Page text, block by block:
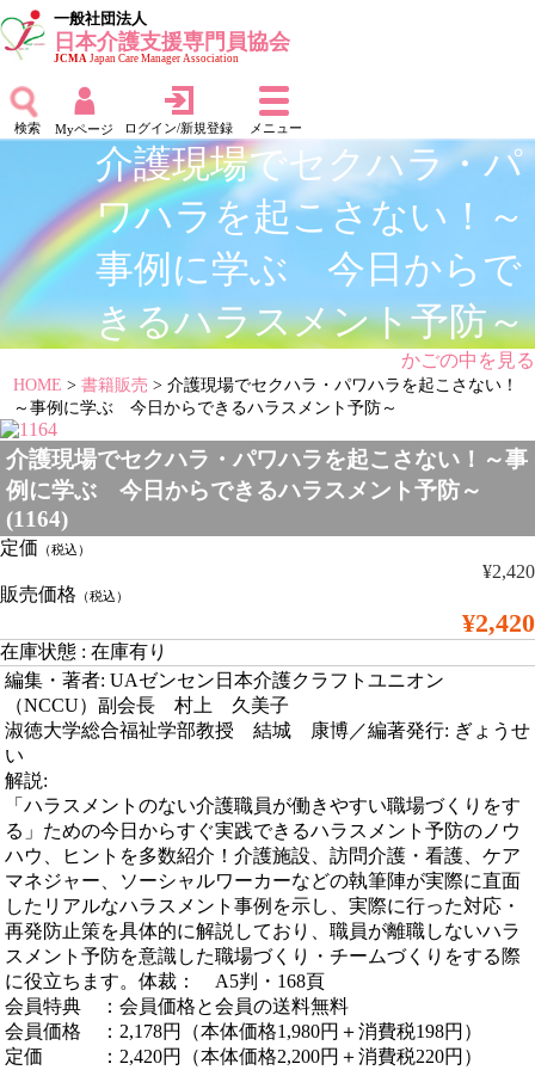
一般社団法人
日本介護支援専門員協会
JCMAJapan Care Manager Association
検索 Myページ ログイン/新規登録 メニュー
介護現場でセクハラ・パ
ワハラを起こさない！～
事例に学ぶ 今日からで
きるハラスメント予防～
かごの中を見る
HOME >書籍販売 > 介護現場でセクハラ・パワハラを起こさない！
～事例に学ぶ 今日からできるハラスメント予防～
介護現場でセクハラ・パワハラを起こさない！～事
例に学ぶ 今日からできるハラスメント予防～
(1164)
定価 （税込）
¥2,420
販売価格 （税込）
¥2,420
在庫状態 : 在庫有り
編集・著者: UAゼンセン日本介護クラフトユニオン
（NCCU）副会長 村上 久美子
淑徳大学総合福祉学部教授 結城 康博／編著発行: ぎょうせ
い
解説:
「ハラスメントのない介護職員が働きやすい職場づくりをす
る」ための今日からすぐ実践できるハラスメント予防のノウ
ハウ、ヒントを多数紹介！介護施設、訪問介護・看護、ケア
マネジャー、ソーシャルワーカーなどの執筆陣が実際に直面
したリアルなハラスメント事例を示し、実際に行った対応・
再発防止策を具体的に解説しており、職員が離職しないハラ
スメント予防を意識した職場づくり・チームづくりをする際
に役立ちます。体裁： A5判・168頁
会員特典 ：会員価格と会員の送料無料
会員価格 ：2,178円（本体価格1,980円＋消費税198円）
定価 ：2,420円（本体価格2,200円＋消費税220円）